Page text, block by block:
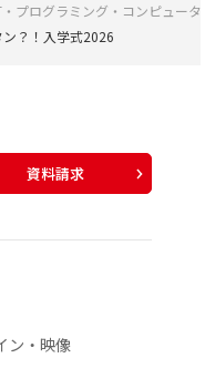
プログラミング・コンピュー
？！入学式2026
資料請求
ン・映像